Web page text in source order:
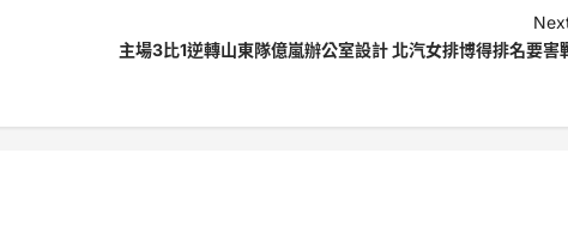
主場3比1逆轉山東隊億嵐辦公室設計 北汽女排博得排名要害